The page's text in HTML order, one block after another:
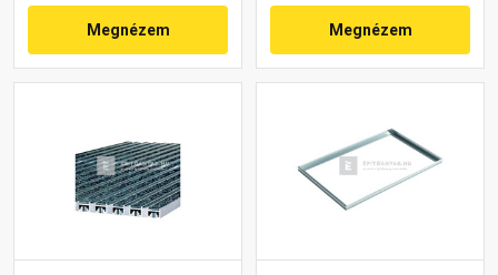
Megnézem Megnézem